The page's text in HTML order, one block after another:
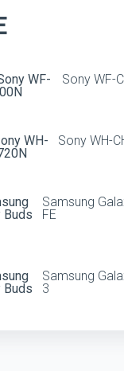
Sony WF-
Sony WH-
Samsung
FE
Samsung
3